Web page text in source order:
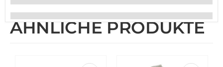
ÄHNLICHE PRODUKTE